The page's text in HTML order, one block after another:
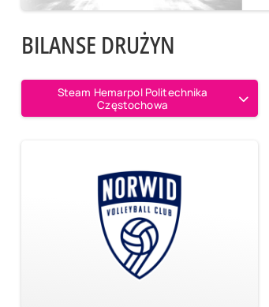
BILANSE DRUŻYN
Steam Hemarpol Politechnika
Częstochowa